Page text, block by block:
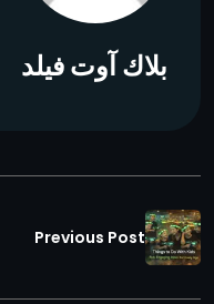
بلاك آوت فيلد
Previous Post